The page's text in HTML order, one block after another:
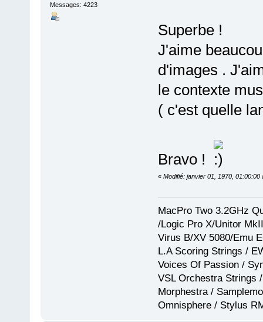
Messages: 4223
Superbe !
J'aime
d'images .
le contexte
( c'est quelle
Bravo !
« Modifié: janvier 01, 1970, 01:00:00
MacPro Two 3.2GHz
/Logic Pro X/Unitor
Virus B/XV 5080/Emu
L.A Scoring Strings /
Voices Of Passion /
VSL Orchestra Strings
Morphestra /
Omnisphere / Stylus